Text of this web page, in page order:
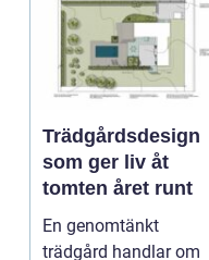
Trädgårdsdesign
som ger liv åt
tomten året runt
En genomtänkt
trädgård handlar om